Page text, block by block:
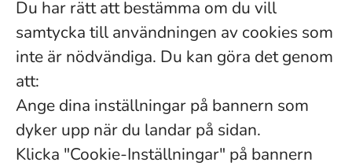
Du har rätt att bestämma om du vill
samtycka till användningen av cookies som
inte är nödvändiga. Du kan göra det genom
att:
Ange dina inställningar på bannern som
dyker upp när du landar på sidan.
Klicka "Cookie-Inställningar" på bannern